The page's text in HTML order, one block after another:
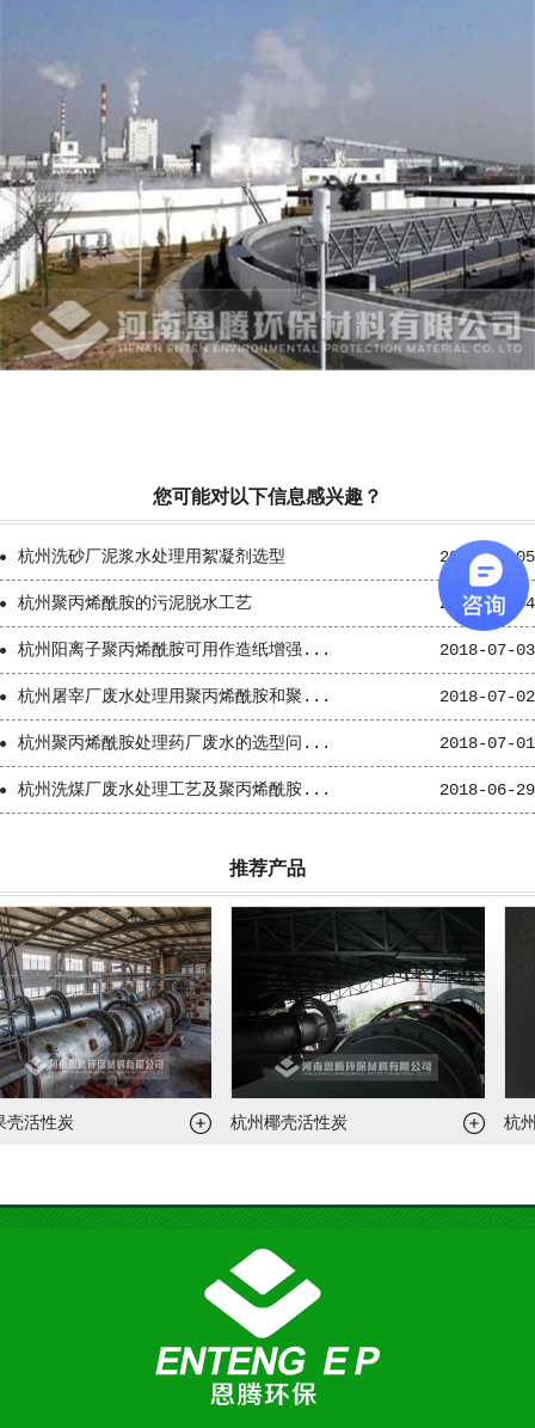
您可能对以下信息感兴趣？
2018-07-05
杭州洗砂厂泥浆水处理用絮凝剂选型
2018-07-04
杭州聚丙烯酰胺的污泥脱水工艺
2018-07-03
杭州阳离子聚丙烯酰胺可用作造纸增强...
2018-07-02
杭州屠宰厂废水处理用聚丙烯酰胺和聚...
2018-07-01
杭州聚丙烯酰胺处理药厂废水的选型问...
2018-06-29
杭州洗煤厂废水处理工艺及聚丙烯酰胺...
推荐产品
活性炭 杭州椰壳活性炭 杭州